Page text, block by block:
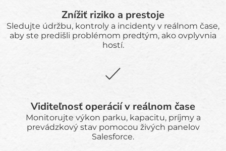
Znížiť riziko a prestoje
Sledujte údržbu, kontroly a incidenty v reálnom čase,
aby ste predišli problémom predtým, ako ovplyvnia
hostí.
Viditeľnosť operácií v reálnom čase
Monitorujte výkon parku, kapacitu, príjmy a
prevádzkový stav pomocou živých panelov
Salesforce.